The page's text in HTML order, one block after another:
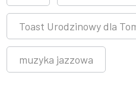
Toast Urodzinowy dla
muzyka jazzowa